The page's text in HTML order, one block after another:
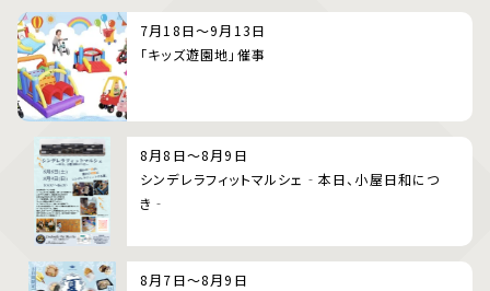
7月18日～9月13日
「キッズ遊園地」催事
8月8日～8月9日
シンデレラフィットマルシェ‐本日、小屋日和につ
き‐
8月7日～8月9日